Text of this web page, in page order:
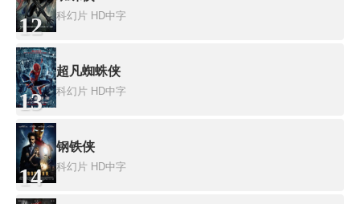
12 科幻片 HD中字
13
超凡蜘蛛侠
科幻片 HD中字
14
钢铁侠
科幻片 HD中字